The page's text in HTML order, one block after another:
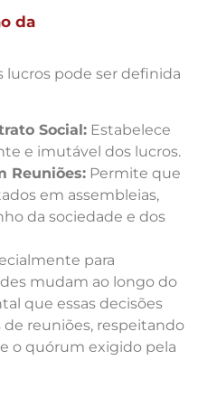
da
lucros pode ser definida
Social: Estabelece
e imutável dos lucros.
Reuniões: Permite que
em assembleias,
da sociedade e dos
para
mudam ao longo do
que essas decisões
de reuniões, respeitando
o quórum exigido pela